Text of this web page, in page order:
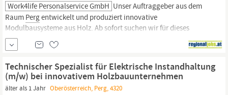
Work4life Personalservice GmbH Unser Auftraggeber aus dem
Raum Pergentwickelt und produziert innovative
Modulbausysteme aus Holz. Ab sofort suchen wir für dieses
erfolgreiche Unternehmen einein für Instandhaltungsaufgaben.
Der Verantwortungsbereich: Durchführung von vorbeugenden
und eigenständige Analyse von
Technischer Spezialist für Elektrische Instandhaltung
(m/w) bei innovativem Holzbauunternehmen
älter als 1 Jahr Oberösterreich, Perg, 4320